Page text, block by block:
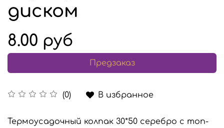
диском
(0) В избранное
8.00 руб
Предзаказ
Термоусадочный колпак 30*50 серебро с топ-